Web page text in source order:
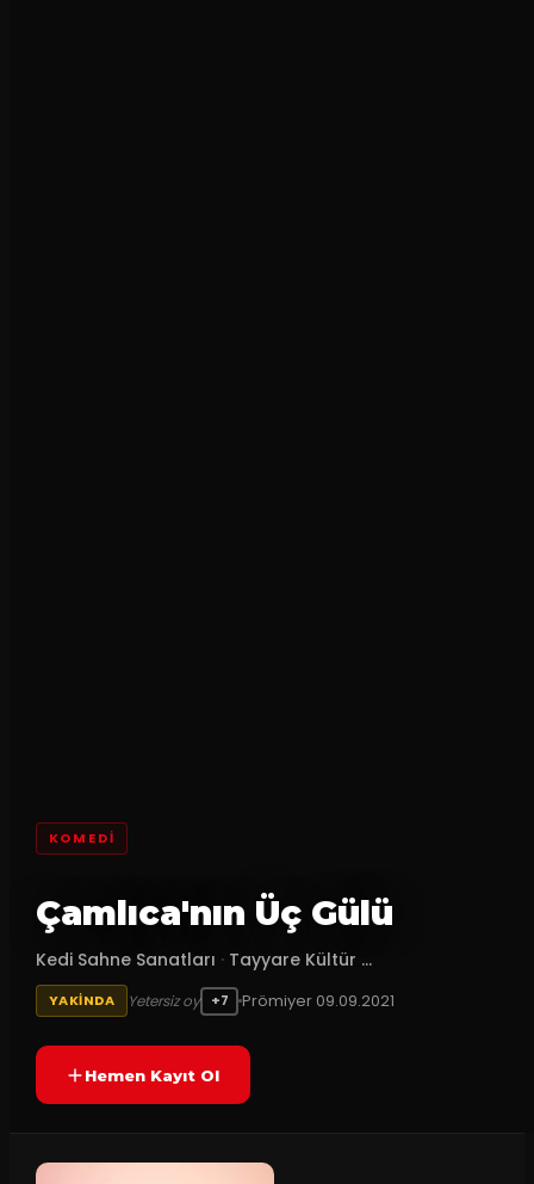
KOMEDI
Çamlıca'nın Üç Gülü
Kedi Sahne Sanatları · Tayyare Kültür ...
YAKINDA Yetersiz oy +7 Prömiyer 09.09.2021
Hemen Kayıt Ol